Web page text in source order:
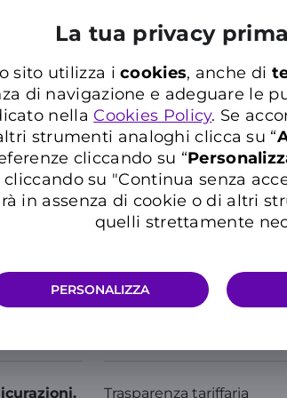
La tua privacy
sito utilizza icookies, anche di
di navigazione e adeguare le
nella Cookies Policy. Se
strumenti analoghi clicca su “
cliccando su “P
su "Continua senza
in assenza di cookie o di altri
quelli strettamente
PERSONALIZZA
FISSO
Trasparenza tariffaria